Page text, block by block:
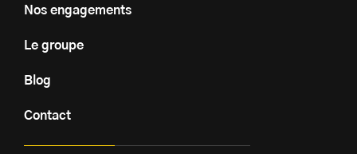
Nos engagements
Le groupe
Blog
Contact